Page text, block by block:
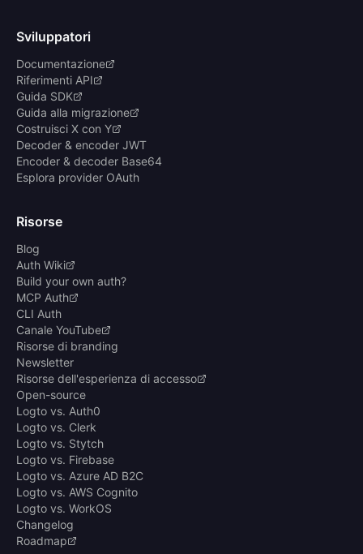
Sviluppatori
Documentazione
Riferimenti API
Guida SDK
Guida alla migrazione
Costruisci X con Y
Decoder & encoder JWT
Encoder & decoder Base64
Esplora provider OAuth
Risorse
Blog
Auth Wiki
Build your own auth?
MCP Auth
CLI Auth
Canale YouTube
Risorse di branding
Newsletter
Risorse dell'esperienza di accesso
Open-source
Logto vs. Auth0
Logto vs. Clerk
Logto vs. Stytch
Logto vs. Firebase
Logto vs. Azure AD B2C
Logto vs. AWS Cognito
Logto vs. WorkOS
Changelog
Roadmap